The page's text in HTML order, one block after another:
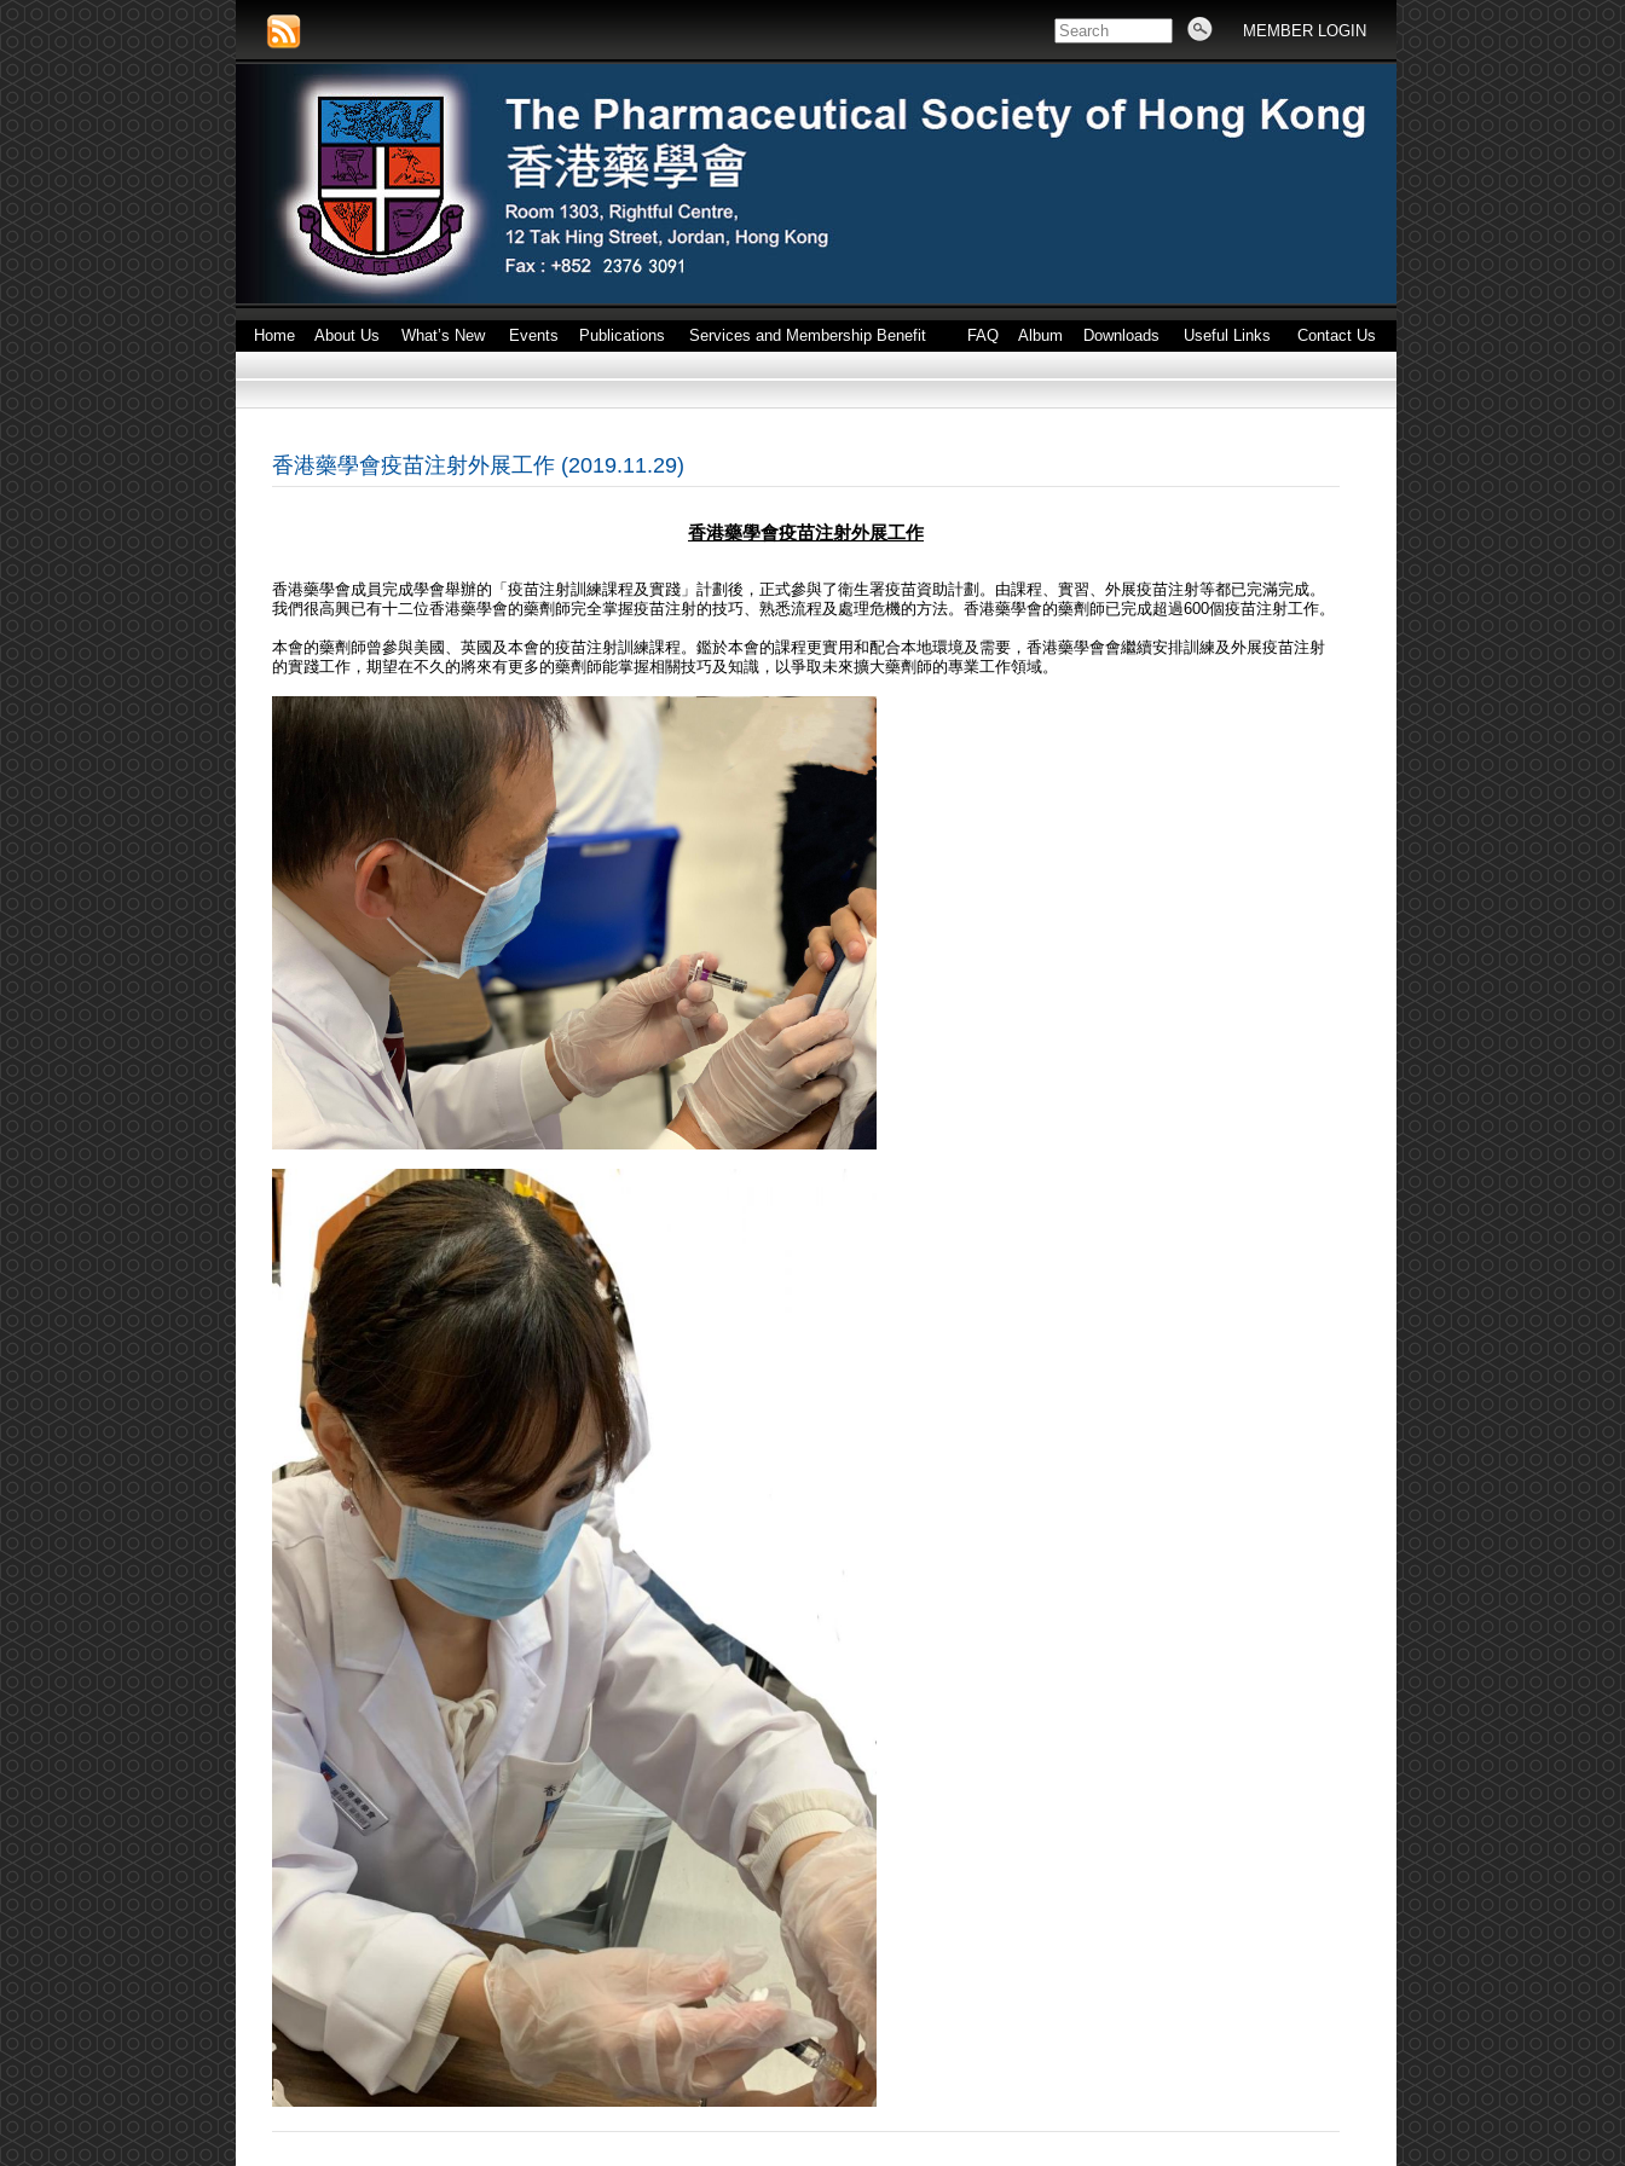
MEMBER LOGIN
Home About Us What’s New Events Publications Services and Membership Benefit FAQ Album Downloads Useful Links Contact Us
香港藥學會疫苗注射外展工作 (2019.11.29)
香港藥學會疫苗注射外展工作
香港藥學會成員完成學會舉辦的「疫苗注射訓練課程及實踐」計劃後，正式參與了衛生署疫苗資助計劃。由課程、實習、外展疫苗注射等都已完滿完成。
我們很高興已有十二位香港藥學會的藥劑師完全掌握疫苗注射的技巧、熟悉流程及處理危機的方法。香港藥學會的藥劑師已完成超過600個疫苗注射工作。
本會的藥劑師曾參與美國、英國及本會的疫苗注射訓練課程。鑑於本會的課程更實用和配合本地環境及需要，香港藥學會會繼續安排訓練及外展疫苗注射
的實踐工作，期望在不久的將來有更多的藥劑師能掌握相關技巧及知識，以爭取未來擴大藥劑師的專業工作領域。